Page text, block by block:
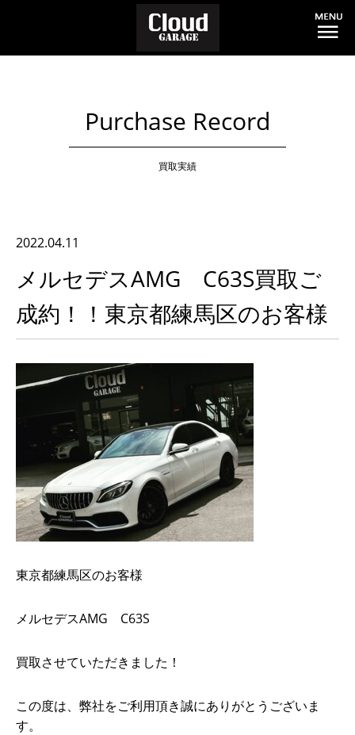
Purchase Record
買取実績
2022.04.11
メルセデスAMG C63S買取ご
成約！！東京都練馬区のお客様
東京都練馬区のお客様
メルセデスAMG C63S
買取させていただきました！
この度は、弊社をご利用頂き誠にありがとうございま
す。